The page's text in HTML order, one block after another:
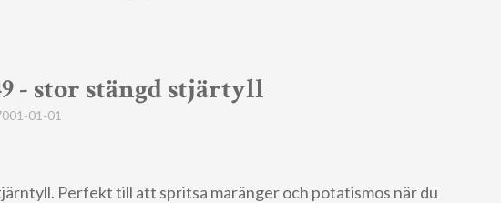
- stor stängd stjärtyll
01-01
Perfekt till att spritsa maränger och potatismos när du